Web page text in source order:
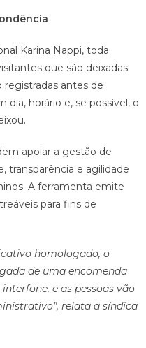
Karina Nappi, toda
que são deixadas
antes de
dia, horário e, se possível, o
apoiar a gestão de
transparência e agilidade
A ferramenta emite
para fins de
homologado, o
de uma encomenda
e as pessoas vão
relata a síndica